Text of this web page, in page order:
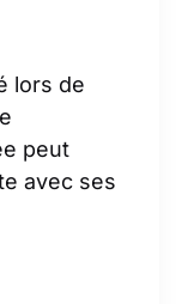
lors de
peut
avec ses